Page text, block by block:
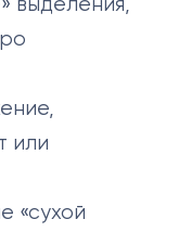
выделения,
или
«сухой